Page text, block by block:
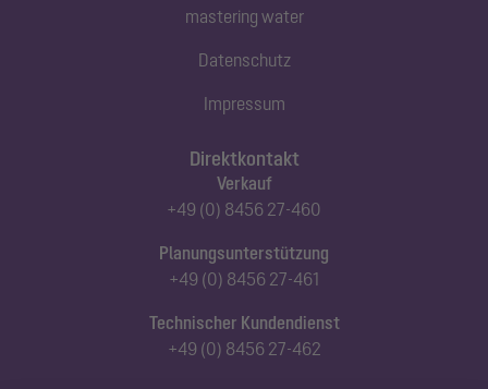
Direktkontakt
Verkauf
+49 (0) 8456 27-460
Planungsunterstützung
+49 (0) 8456 27-461
Technischer Kundendienst
+49 (0) 8456 27-462
mastering water
Datenschutz
Impressum